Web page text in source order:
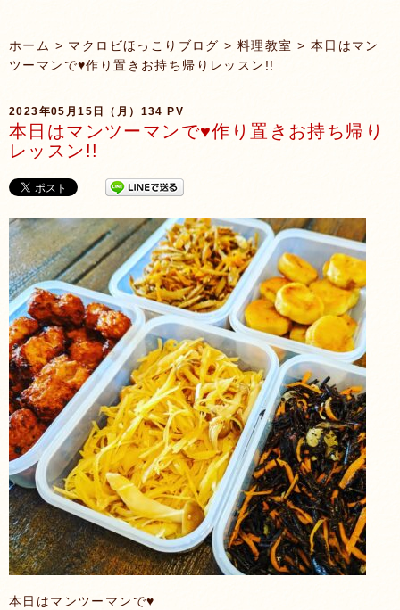
ホーム > マクロビほっこりブログ >料理教室 > 本日はマン
ツーマンで♥作り置きお持ち帰りレッスン!!
2023年05月15日（月） 134 PV
本日はマンツーマンで♥作り置きお持ち帰り
レッスン!!
本日はマンツーマンで♥